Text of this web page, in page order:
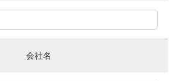
会社名